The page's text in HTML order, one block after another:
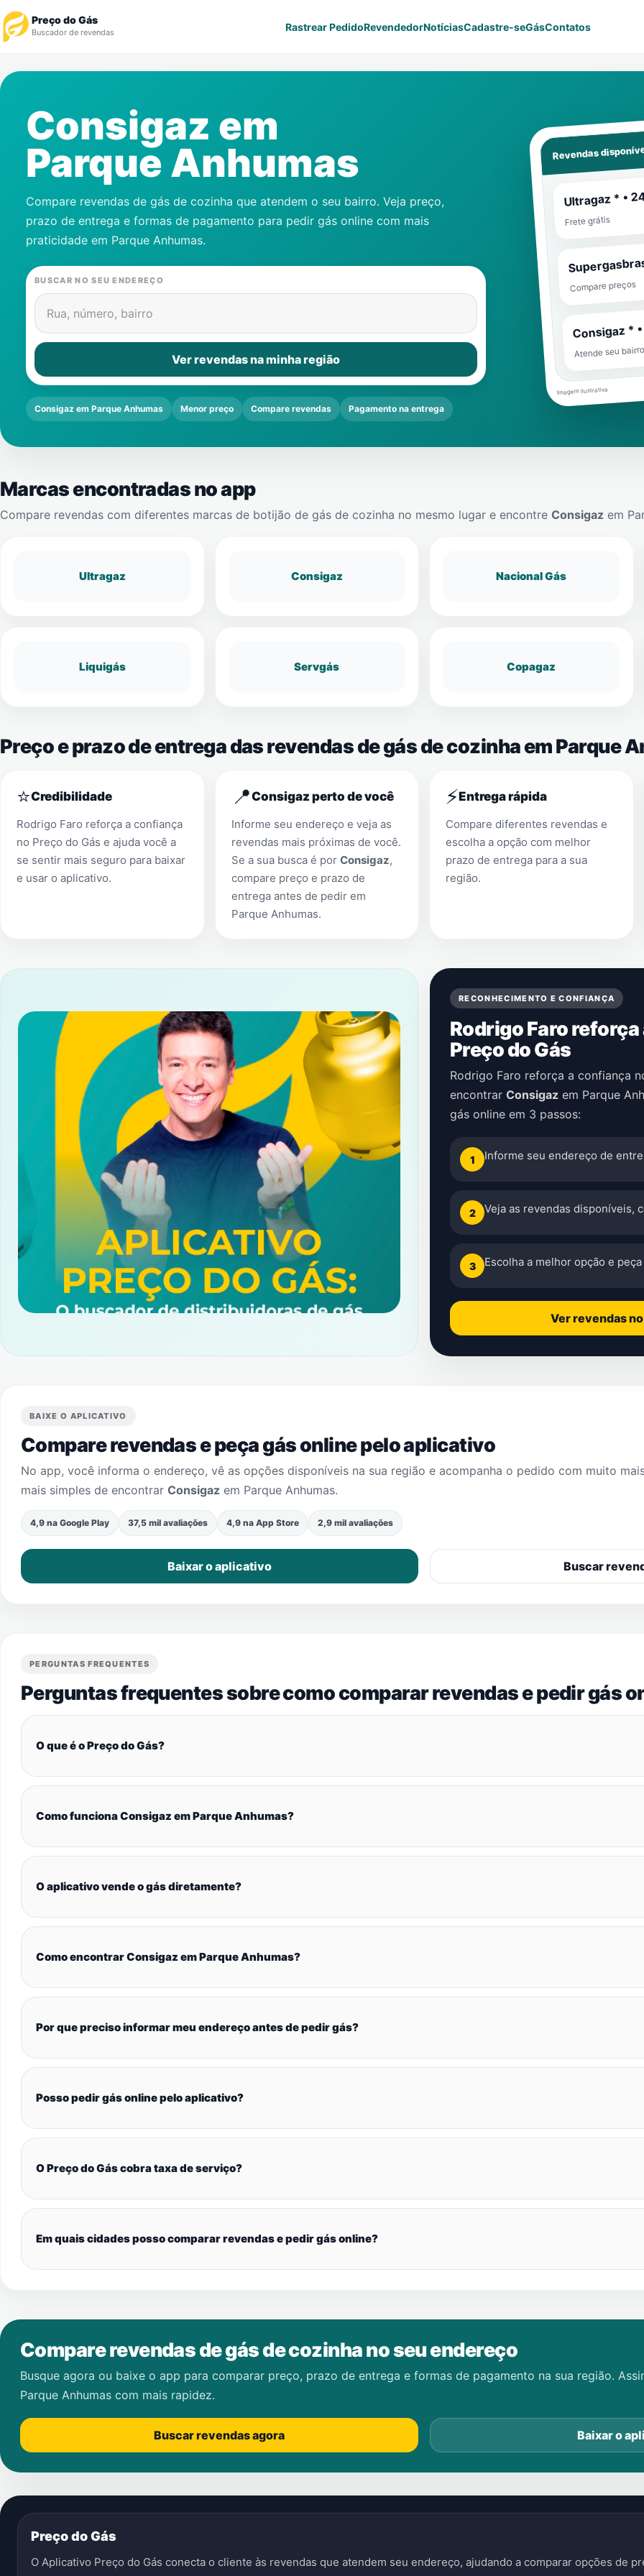
Preço do Gás
Buscador de revendas Rastrear PedidoRevendedorNotíciasCadastre-seGásContatos
Revendedor
Notícias
Gás
Contatos
Consigaz em
Parque Anhumas
Compare revendas de gás de cozinha que atendem o seu bairro. Veja preço,
prazo de entrega e formas de pagamento para pedir gás online com mais
praticidade em Parque Anhumas.
BUSCAR NO SEU ENDEREÇO
Rua, número, bairro
Ver revendas na minha região
Consigaz em Parque Anhumas Menor preço Compare revendas Pagamento na entrega
Revendas
Ultragaz * •
Frete grátis
Compare preços
Consigaz *
Atende seu
Imagem ilustrativa
Marcas encontradas no app
Compare revendas com diferentes marcas de botijão de gás de cozinha no mesmo lugar e encontre Consigaz em
Ultragaz Consigaz Nacional Gás
Liquigás Servgás Copagaz
Preço e prazo de entrega das revendas de gás de cozinha em Parque
⭐Credibilidade
Rodrigo Faro reforça a confiança
no Preço do Gás e ajuda você a
se sentir mais seguro para baixar
e usar o aplicativo.
📍Consigaz perto de você
Informe seu endereço e veja as
revendas mais próximas de você.
Se a sua busca é por Consigaz,
compare preço e prazo de
entrega antes de pedir em
Parque Anhumas.
⚡Entrega rápida
Compare diferentes revendas e
escolha a opção com melhor
prazo de entrega para a sua
região.
RECONHECIMENTO E CONFIANÇA
Rodrigo Faro
Preço do Gás
Rodrigo Faro reforça a confiança
encontrar Consigaz em Parque
gás online em 3 passos:
1 Informe seu endereço de
2 Veja as revendas disponíveis,
3 Escolha a melhor opção e
Ver revendas
BAIXE O APLICATIVO
Compare revendas e peça gás online pelo aplicativo
No app, você informa o endereço, vê as opções disponíveis na sua região e acompanha o pedido com muito
mais simples de encontrar Consigaz em Parque Anhumas.
4,9 na Google Play 37,5 mil avaliações 4,9 na App Store 2,9 mil avaliações
Baixar o aplicativo Buscar
PERGUNTAS FREQUENTES
Perguntas frequentes sobre como comparar revendas e pedir gás
O que é o Preço do Gás?
Como funciona Consigaz em Parque Anhumas?
O aplicativo vende o gás diretamente?
Como encontrar Consigaz em Parque Anhumas?
Por que preciso informar meu endereço antes de pedir gás?
Posso pedir gás online pelo aplicativo?
O Preço do Gás cobra taxa de serviço?
Em quais cidades posso comparar revendas e pedir gás online?
Compare revendas de gás de cozinha no seu endereço
Busque agora ou baixe o app para comparar preço, prazo de entrega e formas de pagamento na sua região.
Parque Anhumas com mais rapidez.
Buscar revendas agora Baixar o
Preço do Gás
O Aplicativo Preço do Gás conecta o cliente às revendas que atendem seu endereço, ajudando a comparar opções de